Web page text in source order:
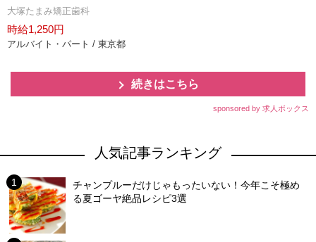
大塚たまみ矯正歯科
時給1,250円
アルバイト・パート / 東京都
続きはこちら
sponsored by 求人ボックス
人気記事ランキング
チャンプルーだけじゃもったいない！今年こそ極め
る夏ゴーヤ絶品レシピ3選